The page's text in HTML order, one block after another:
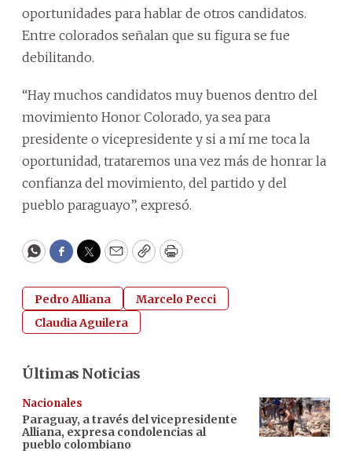
oportunidades para hablar de otros candidatos.
Entre colorados señalan que su figura se fue
debilitando.
“Hay muchos candidatos muy buenos dentro del
movimiento Honor Colorado, ya sea para
presidente o vicepresidente y si a mí me toca la
oportunidad, trataremos una vez más de honrar la
confianza del movimiento, del partido y del
pueblo paraguayo”, expresó.
WhatsApp
Facebook
Twitter
EmailCopyPrint
Pedro Alliana
Marcelo Pecci
Claudia Aguilera
Últimas Noticias
Nacionales
Paraguay, a través del vicepresidente
Alliana, expresa condolencias al
pueblo colombiano